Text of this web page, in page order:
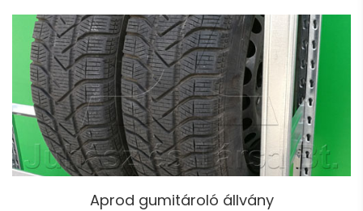
Aprod gumitároló állvány